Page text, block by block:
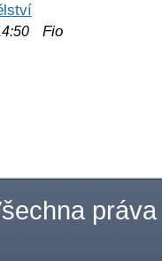
Fio
práva